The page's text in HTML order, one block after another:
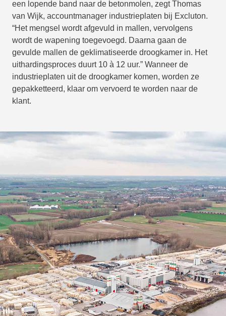
een lopende band naar de betonmolen, zegt Thomas
van Wijk, accountmanager industrieplaten bij Excluton.
“Het mengsel wordt afgevuld in mallen, vervolgens
wordt de wapening toegevoegd. Daarna gaan de
gevulde mallen de geklimatiseerde droogkamer in. Het
uithardingsproces duurt 10 à 12 uur.” Wanneer de
industrieplaten uit de droogkamer komen, worden ze
gepakketteerd, klaar om vervoerd te worden naar de
klant.